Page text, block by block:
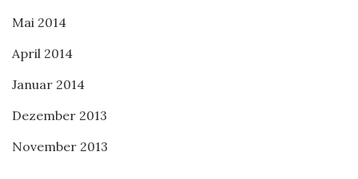
Mai 2014
April 2014
Januar 2014
Dezember 2013
November 2013